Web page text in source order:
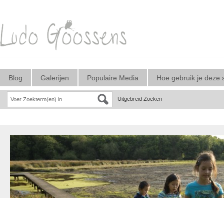
Blog Galerijen Populaire Media Hoe gebruik je deze
Uitgebreid Zoeken